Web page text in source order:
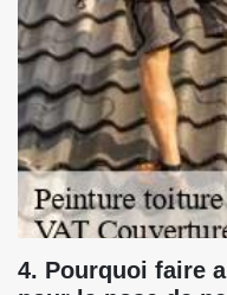
4. Pourquoi faire